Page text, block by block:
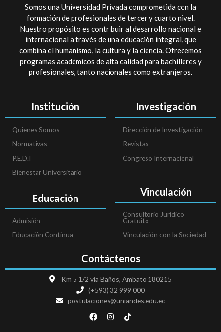
Somos una Universidad Privada comprometida con la
formación de profesionales de tercer y cuarto nivel.
Nuestro propósito es contribuir al desarrollo nacional e
internacional a través de una educación integral, que
combina el humanismo, la cultura y la ciencia. Ofrecemos
programas académicos de alta calidad para bachilleres y
profesionales, tanto nacionales como extranjeros.
Institución
Quienes Somos
Normativas
P.E.D.I
Bienestar Universitario
Educación
Admisión
Educación Continua
Investigación
Dirección de Investigación
Revistas
Congreso Internacional
Vinculación
Consultorio Jurídico
Gratuito
Vinculación con la Sociedad
Contáctenos
Km 5 1/2 vía Baños, Ambato 180215
(+593) 32 999 000
postulaciones@uniandes.edu.ec
F
a
I
n
T
i